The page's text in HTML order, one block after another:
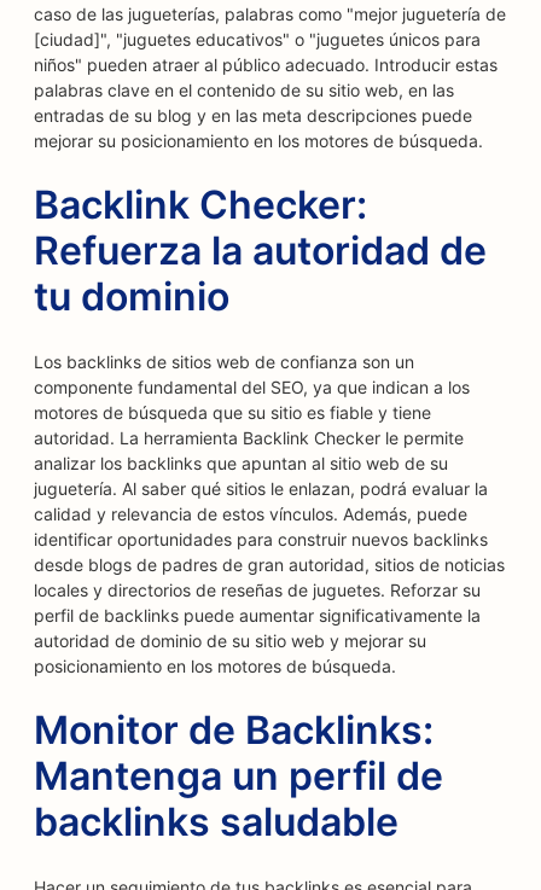
caso de las jugueterías, palabras como "mejor juguetería de
[ciudad]", "juguetes educativos" o "juguetes únicos para
niños" pueden atraer al público adecuado. Introducir estas
palabras clave en el contenido de su sitio web, en las
entradas de su blog y en las meta descripciones puede
mejorar su posicionamiento en los motores de búsqueda.
Backlink Checker:
Refuerza la autoridad de
tu dominio
Los backlinks de sitios web de confianza son un
componente fundamental del SEO, ya que indican a los
motores de búsqueda que su sitio es fiable y tiene
autoridad. La herramienta Backlink Checker le permite
analizar los backlinks que apuntan al sitio web de su
juguetería. Al saber qué sitios le enlazan, podrá evaluar la
calidad y relevancia de estos vínculos. Además, puede
identificar oportunidades para construir nuevos backlinks
desde blogs de padres de gran autoridad, sitios de noticias
locales y directorios de reseñas de juguetes. Reforzar su
perfil de backlinks puede aumentar significativamente la
autoridad de dominio de su sitio web y mejorar su
posicionamiento en los motores de búsqueda.
Monitor de Backlinks:
Mantenga un perfil de
backlinks saludable